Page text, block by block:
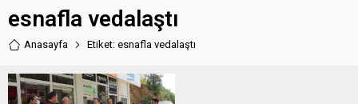
esnafla vedalaştı
Anasayfa Etiket: esnafla vedalaştı